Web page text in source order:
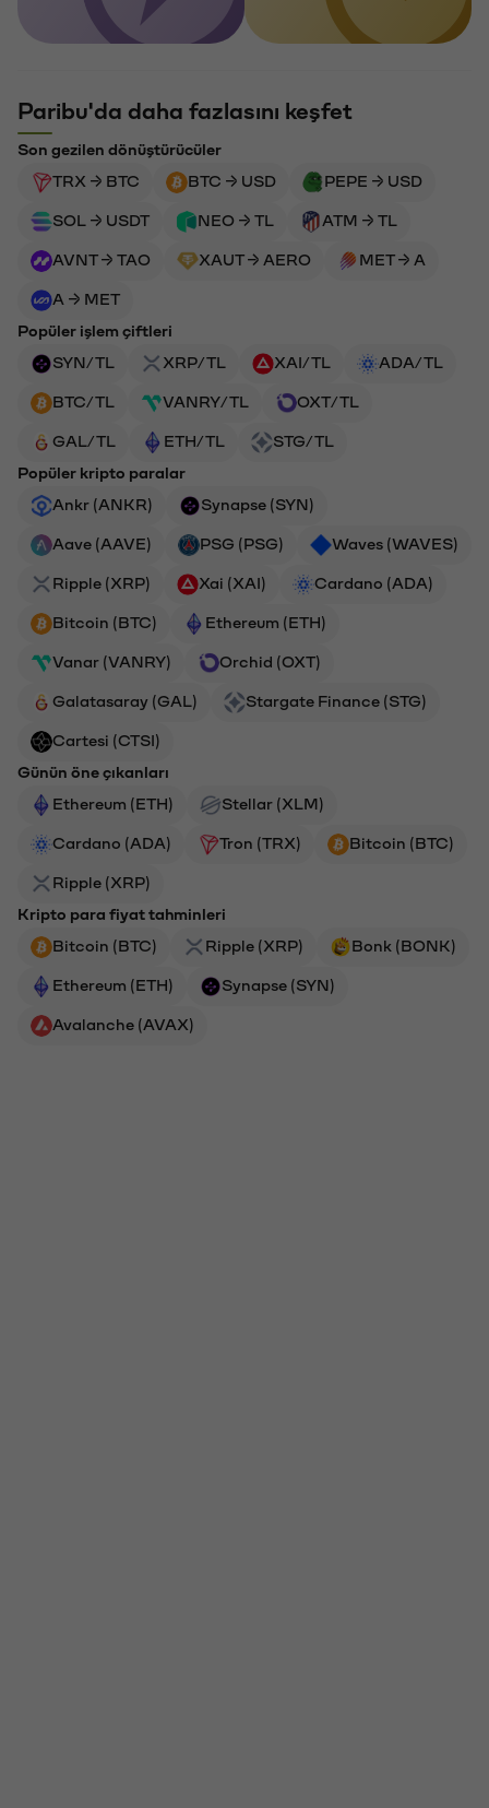
Paribu'da daha fazlasını keşfet
Son gezilen dönüştürücüler
TRX → BTC
BTC → USD PEPE → USD
SOL → USDT NEO → TL ATM → TL
AVNT → TAO XAUT → AERO MET → A
A → MET
Popüler işlem çiftleri
SYN/TL
XRP/TL XAI/TL ADA/TL
BTC/TL VANRY/TL OXT/TL
GAL/TL ETH/TL
STG/TL
Popüler kripto paralar
Ankr (ANKR)
Synapse (SYN)
Aave (AAVE) PSG (PSG) Waves (WAVES)
Ripple (XRP) Xai (XAI) Cardano (ADA)
Bitcoin (BTC) Ethereum (ETH)
Vanar (VANRY) Orchid (OXT)
Galatasaray (GAL) Stargate Finance (STG)
Cartesi (CTSI)
Günün öne çıkanları
Ethereum (ETH)
Stellar (XLM)
Cardano (ADA) Tron (TRX) Bitcoin (BTC)
Ripple (XRP)
Kripto para fiyat tahminleri
Bitcoin (BTC)
Ripple (XRP) Bonk (BONK)
Ethereum (ETH) Synapse (SYN)
Avalanche (AVAX)